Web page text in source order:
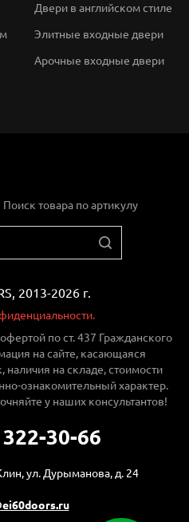
Двери в английском стиле
Элитные входные двери
Арочные входные двери
Поиск товара по артикулу
2013-2026 г.
по ст. 437 Гражданского
на сайте, касающаяся
наличия на складе, стоимости
ознакомительный характер.
у наших консультантов!
30-66
ул. Дурыманова, д. 24